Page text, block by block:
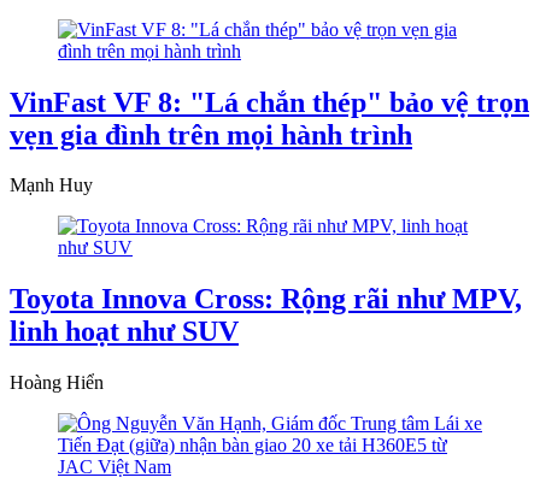
VinFast VF 8: "Lá chắn thép" bảo vệ trọn
vẹn gia đình trên mọi hành trình
Mạnh Huy
Toyota Innova Cross: Rộng rãi như MPV,
linh hoạt như SUV
Hoàng Hiển